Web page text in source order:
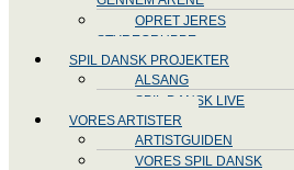
OPRET JERES
STYREGRUPPE
SPIL DANSK PROJEKTER
ALSANG
SPIL DANSK LIVE
VORES ARTISTER
ARTISTGUIDEN
VORES SPIL DANSK